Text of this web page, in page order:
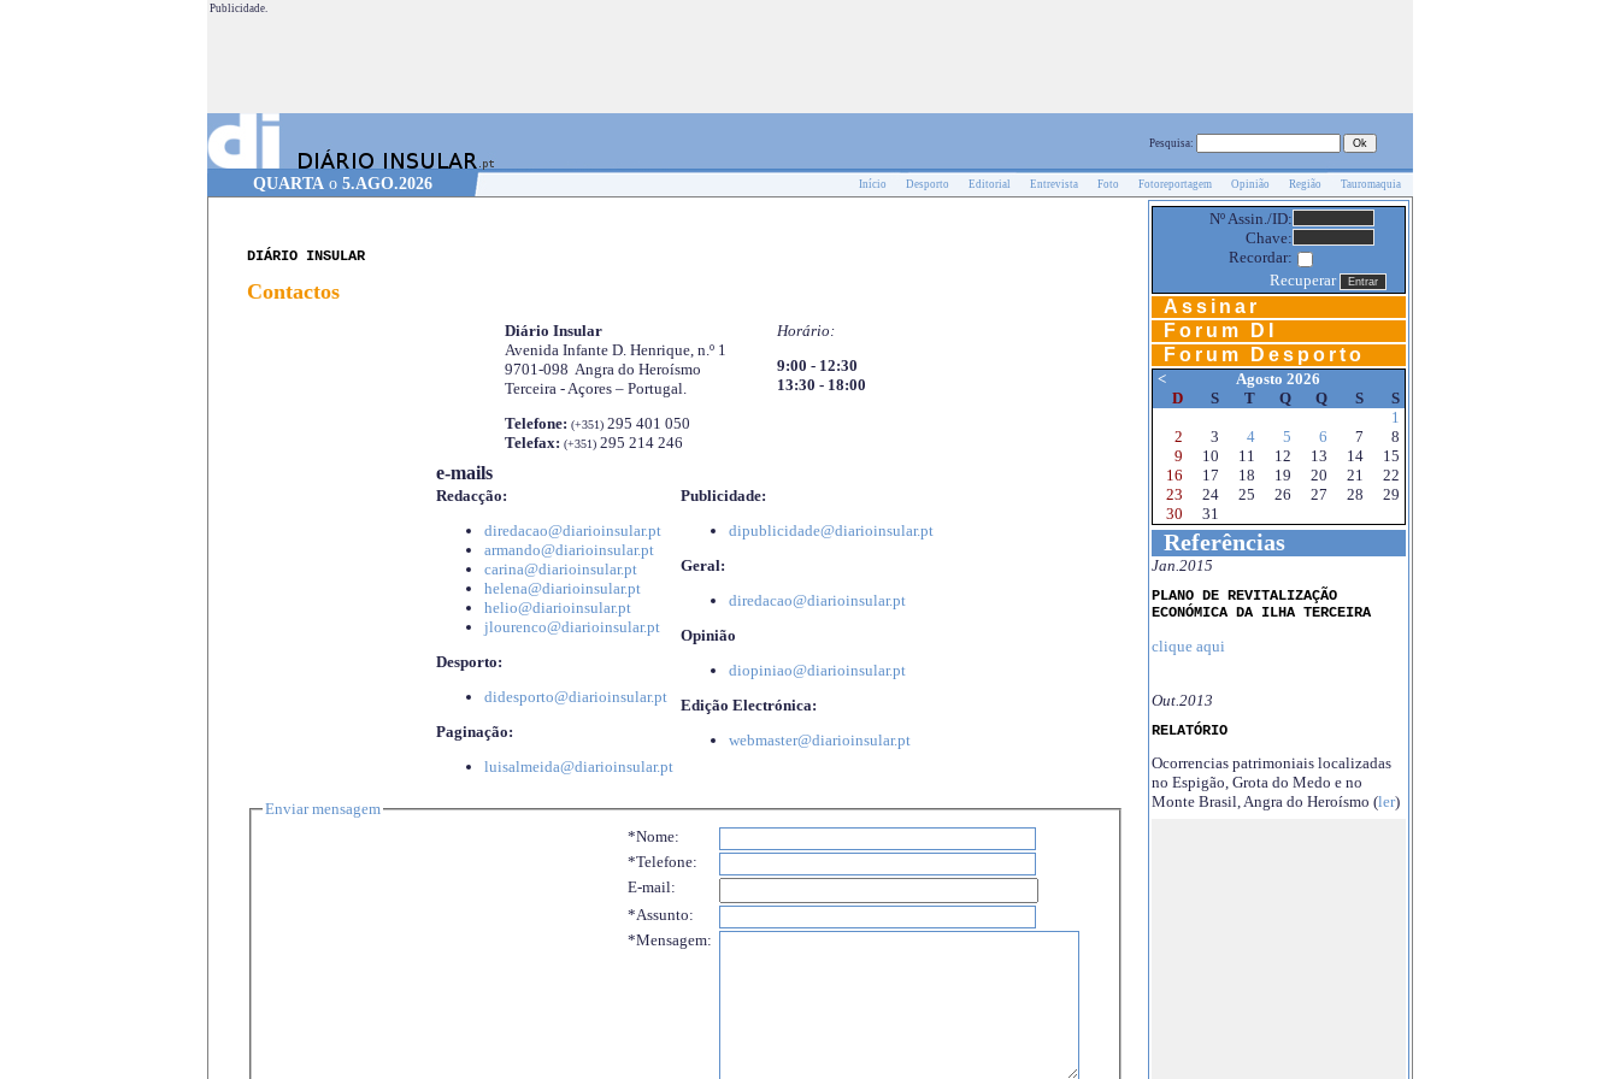
Publicidade.
Pesquisa:
QUARTAo 5.AGO.2026 Início Desporto Editorial Entrevista Foto Fotoreportagem Opinião Região Tauromaquia
DIÁRIO INSULAR
Contactos
Diário Insular
Avenida Infante D. Henrique, n.º 1
9701-098 Angra do Heroísmo
Terceira - Açores – Portugal.
Telefone: (+351)295 401 050
Telefax: (+351)295 214 246
Horário:
9:00 - 12:30
13:30 - 18:00
e-mails
Redacção:
diredacao@diarioinsular.pt
armando@diarioinsular.pt
carina@diarioinsular.pt
helena@diarioinsular.pt
helio@diarioinsular.pt
jlourenco@diarioinsular.pt
Desporto:
didesporto@diarioinsular.pt
Paginação:
luisalmeida@diarioinsular.pt
Publicidade:
dipublicidade@diarioinsular.pt
Geral:
diredacao@diarioinsular.pt
Opinião
diopiniao@diarioinsular.pt
Edição Electrónica:
webmaster@diarioinsular.pt
Enviar mensagem
*Nome:
*Telefone:
E-mail:
*Assunto:
*Mensagem:
Nº Assin./ID:
Chave:
Recordar:
Recuperar
Assinar
Forum DI
Forum Desporto
<
Agosto 2026
D
S T Q Q S
S
1
2
3 4 5 6 7
8
9
10 11 12 13 14
15
16
17 18 19 20 21
22
23
24 25 26 27 28
29
30
31
Referências
Jan.2015
PLANO DE REVITALIZAÇÃO
ECONÓMICA DA ILHA TERCEIRA
clique aqui
Out.2013
RELATÓRIO
Ocorrencias patrimoniais localizadas
no Espigão, Grota do Medo e no
Monte Brasil, Angra do Heroísmo (ler)